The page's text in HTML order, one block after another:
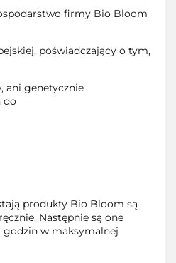
firmy Bio Bloom
poświadczający o tym,
ani genetycznie
do
produkty Bio Bloom są
Następnie są one
godzin w maksymalnej